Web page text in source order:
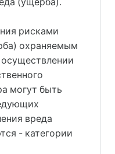
рисками
охраняемым
могут быть
вреда
- категории